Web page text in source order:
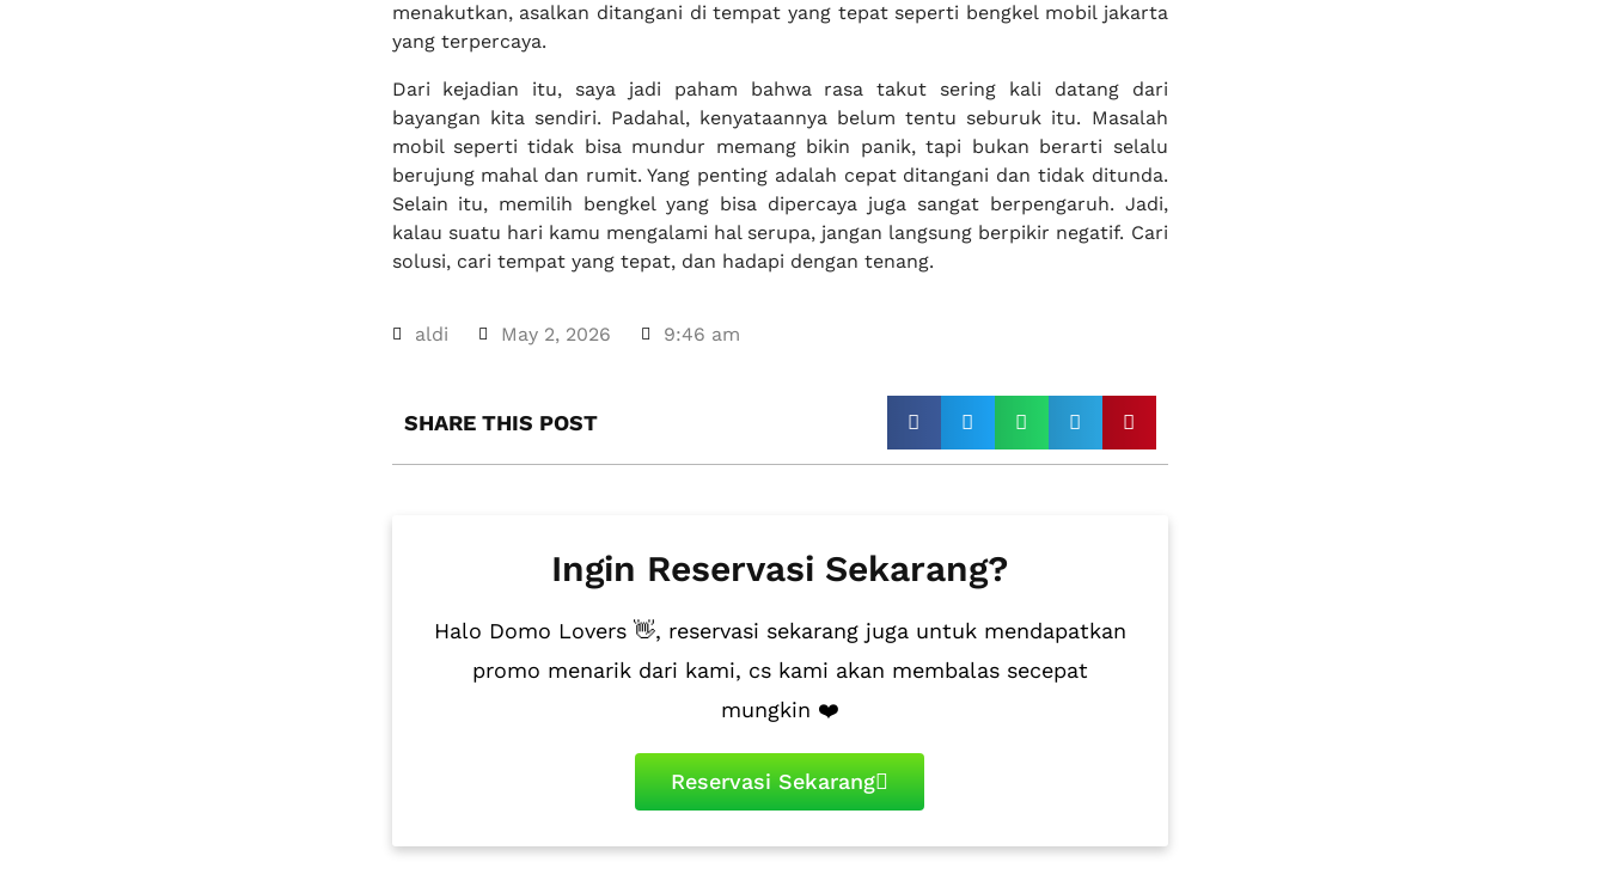
menakutkan, asalkan ditangani di tempat yang tepat seperti bengkel mobil jakarta
yang terpercaya.
Dari kejadian itu, saya jadi paham bahwa rasa takut sering kali datang dari
bayangan kita sendiri. Padahal, kenyataannya belum tentu seburuk itu. Masalah
mobil seperti tidak bisa mundur memang bikin panik, tapi bukan berarti selalu
berujung mahal dan rumit. Yang penting adalah cepat ditangani dan tidak ditunda.
Selain itu, memilih bengkel yang bisa dipercaya juga sangat berpengaruh. Jadi,
kalau suatu hari kamu mengalami hal serupa, jangan langsung berpikir negatif. Cari
solusi, cari tempat yang tepat, dan hadapi dengan tenang.
aldi May 2, 2026 9:46 am
SHARE THIS POST​
Ingin Reservasi Sekarang?
Halo Domo Lovers 👋, reservasi sekarang juga untuk mendapatkan
promo menarik dari kami, cs kami akan membalas secepat
mungkin ❤️
Reservasi Sekarang